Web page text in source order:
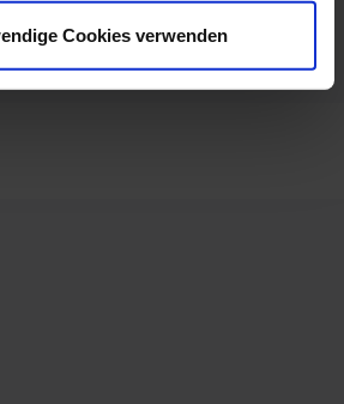
Cookies verwenden